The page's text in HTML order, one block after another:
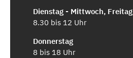
Dienstag - Mittwoch, Freitag
8.30 bis 12 Uhr
Donnerstag
8 bis 18 Uhr